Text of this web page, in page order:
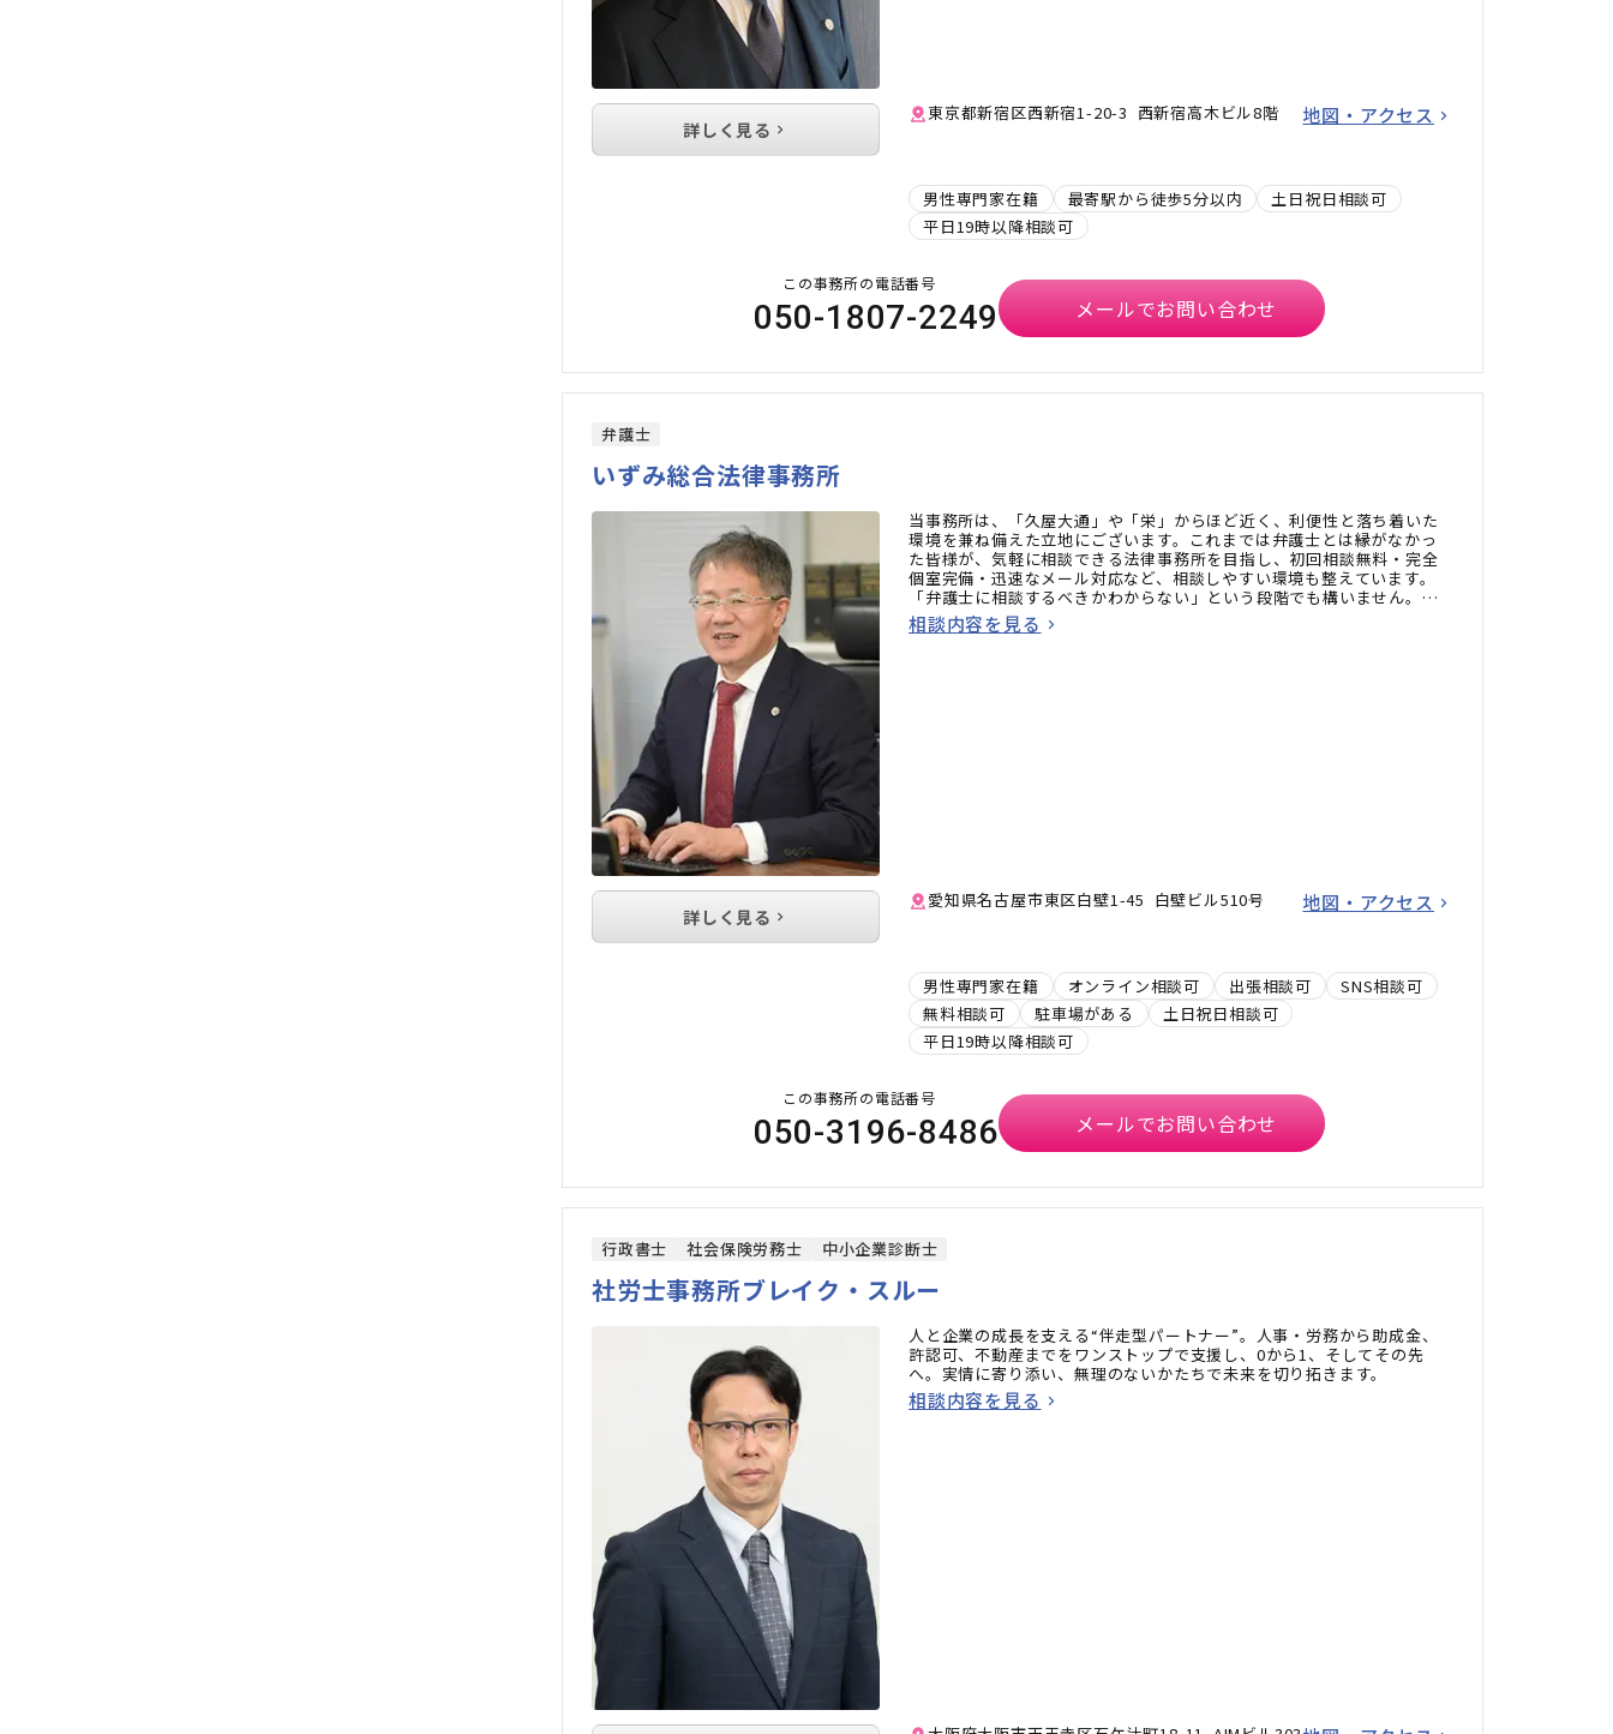
東京都新宿区西新宿1-20-3 西新宿高木ビル8階 地図・アクセス
男性専門家在籍 最寄駅から徒歩5分以内
土日祝日相談可
平日19時以降相談可
詳しく見る
この事務所の電話番号
050-1807-2249 メールでお問い合わせ
弁護士
いずみ総合法律事務所
当事務所は、「久屋大通」や「栄」からほど近く、利便性と落ち着いた
環境を兼ね備えた立地にございます。これまでは弁護士とは縁がなかっ
た皆様が、気軽に相談できる法律事務所を目指し、初回相談無料・完全
個室完備・迅速なメール対応など、相談しやすい環境も整えています。
「弁護士に相談するべきかわからない」という段階でも構いません。ぜ
ひお気軽にご相談ください。
相談内容を見る
愛知県名古屋市東区白壁1-45 白壁ビル510号 地図・アクセス
男性専門家在籍 オンライン相談可 出張相談可
SNS相談可
無料相談可
駐車場がある
土日祝日相談可
平日19時以降相談可
詳しく見る
この事務所の電話番号
050-3196-8486 メールでお問い合わせ
行政書士 社会保険労務士 中小企業診断士
社労士事務所ブレイク・スルー
人と企業の成長を支える“伴走型パートナー”。人事・労務から助成金、
許認可、不動産までをワンストップで支援し、0から1、そしてその先
へ。実情に寄り添い、無理のないかたちで未来を切り拓きます。
相談内容を見る